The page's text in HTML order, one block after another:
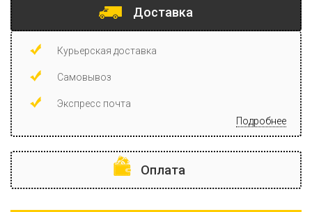
Доставка
Курьерская доставка
Самовывоз
Экспресс почта
Подробнее
Оплата